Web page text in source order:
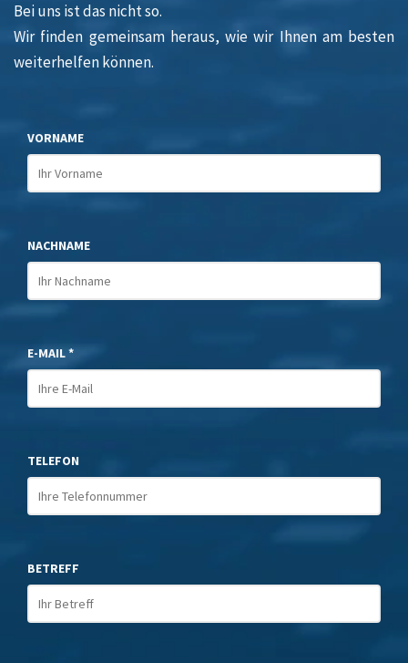
Bei uns ist das nicht so.
Wir finden gemeinsam heraus, wie wir Ihnen am besten
weiterhelfen können.
VORNAME
NACHNAME
E-MAIL *
TELEFON
BETREFF